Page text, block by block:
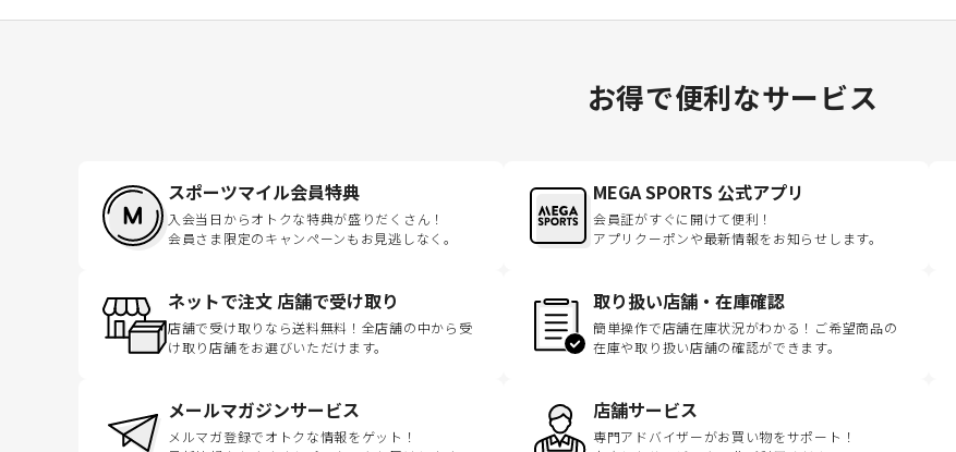
お得で便利なサービス
スポーツマイル会員特典
入会当日からオトクな特典が盛りだくさん！
会員さま限定のキャンペーンもお見逃しなく。
MEGA SPORTS 公式アプリ
会員証がすぐに開けて便利！
アプリクーポンや最新情報をお知らせします。
ネットで注文 店舗で受け取り
店舗で受け取りなら送料無料！全店舗の中から受
け取り店舗をお選びいただけます。
取り扱い店舗・在庫確認
簡単操作で店舗在庫状況がわかる！ご希望商品の
在庫や取り扱い店舗の確認ができます。
メールマガジンサービス
メルマガ登録でオトクな情報をゲット！
店舗サービス
専門アドバイザーがお買い物をサポート！